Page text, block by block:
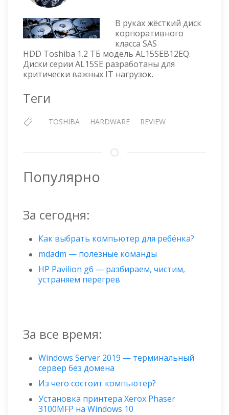
1.2
ТБ
SAS
—
AL15SEB12EQ
В руках жёсткий диск
корпоративного
класса SAS
HDD Toshiba 1.2 ТБ модель AL15SEB12EQ.
Диски серии AL15SE разработаны для
критически важных IT нагрузок.
Теги
TOSHIBA HARDWARE REVIEW
Популярно
За сегодня:
Как выбрать компьютер для ребёнка?
mdadm — полезные команды
HP Pavilion g6 — разбираем, чистим,
устраняем перегрев
За все время:
Windows Server 2019 — терминальный
сервер без домена
Из чего состоит компьютер?
Установка принтера Xerox Phaser
3100MFP на Windows 10